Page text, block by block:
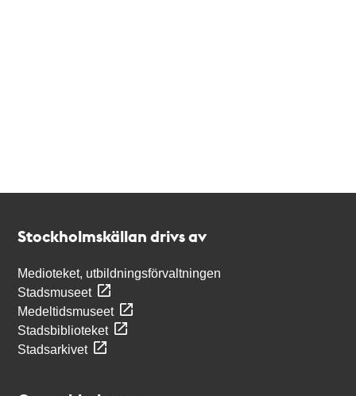
Stockholmskällan drivs av
Medioteket, utbildningsförvaltningen
Stadsmuseet
Medeltidsmuseet
Stadsbiblioteket
Stadsarkivet